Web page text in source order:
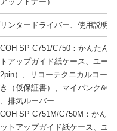
ンタードライバー、使用説明
SP C751/C750：かんたん
アップガイド紙ケース、ユー
2pin）、リコーテクニカルコー
（仮保証書）、マイバンク
排気ルーバー
SP C751M/C750M：かん
トアップガイド紙ケース、ユ